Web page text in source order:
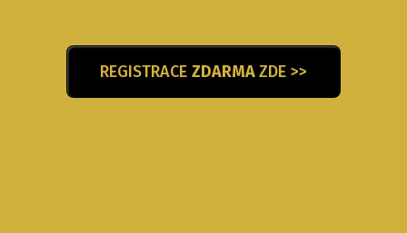
REGISTRACE ZDARMAZDE >>